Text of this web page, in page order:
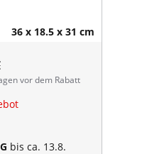
36 x 18.5 x 31 cm
vor dem Rabatt
bis ca. 13.8.